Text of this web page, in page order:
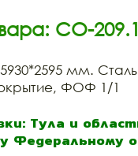
СО-209.1
мм.
ФОФ 1/1
Тула и
Федеральному